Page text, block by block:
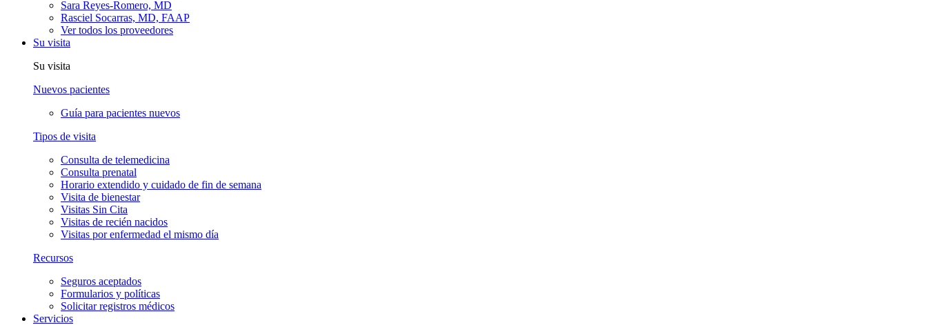
Sara Reyes-Romero, MD
Rasciel Socarras, MD, FAAP
Ver todos los proveedores
Su visita
Su visita
Nuevos pacientes
Guía para pacientes nuevos
Tipos de visita
Consulta de telemedicina
Consulta prenatal
Horario extendido y cuidado de fin de semana
Visita de bienestar
Visitas Sin Cita
Visitas de recién nacidos
Visitas por enfermedad el mismo día
Recursos
Seguros aceptados
Formularios y políticas
Solicitar registros médicos
Servicios